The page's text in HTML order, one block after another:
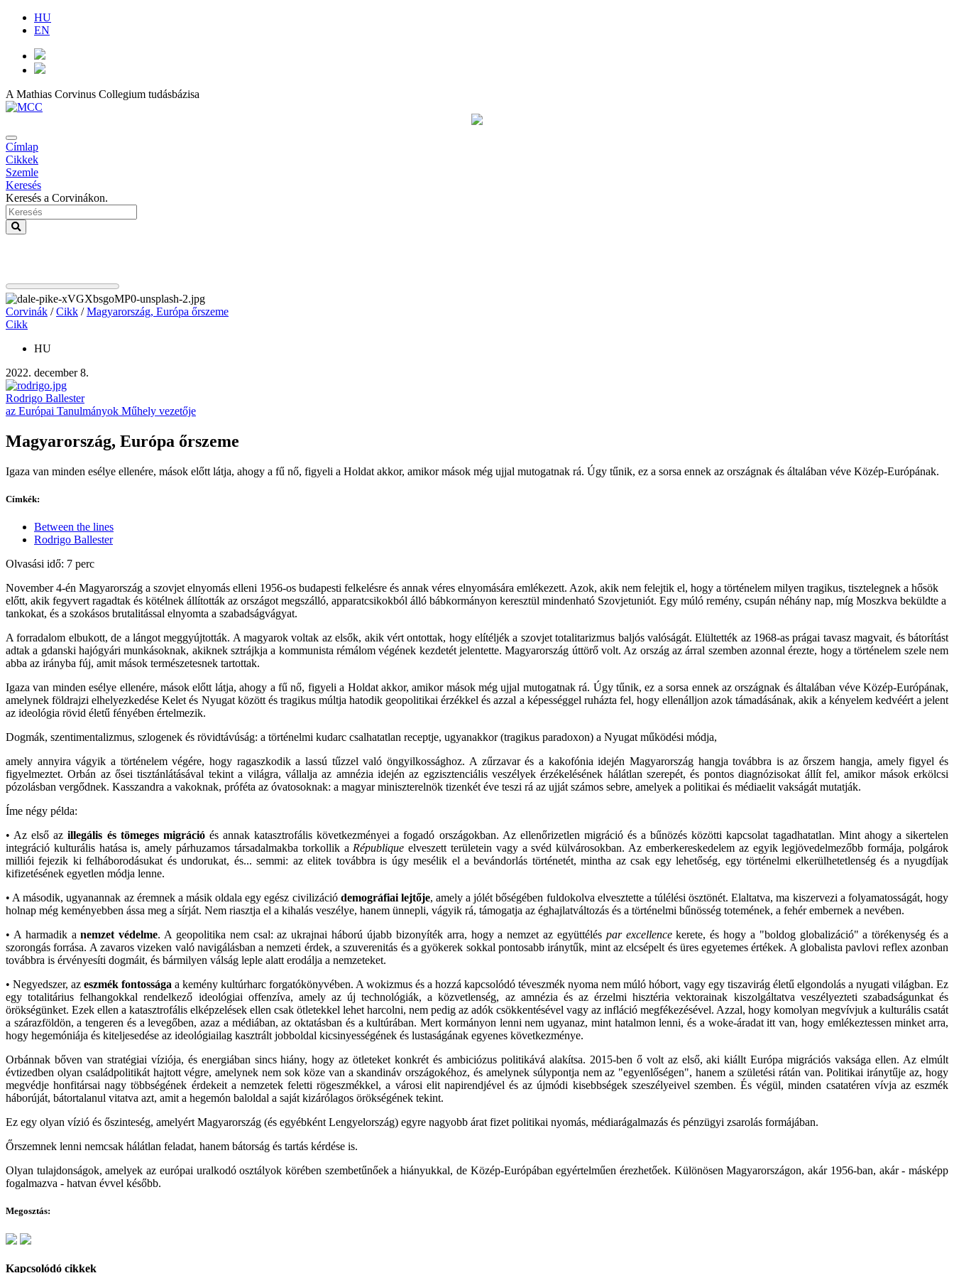
HU
EN
A Mathias Corvinus Collegium tudásbázisa
Címlap
Cikkek
Szemle
Keresés
Keresés a Corvinákon.
Corvinák /Cikk /Magyarország, Európa őrszeme
Cikk
HU
2022. december 8.
Rodrigo Ballester
az Európai Tanulmányok Műhely vezetője
Magyarország, Európa őrszeme
Igaza van minden esélye ellenére, mások előtt látja, ahogy a fű nő, figyeli a Holdat akkor, amikor mások még ujjal mutogatnak rá. Úgy tűnik, ez a sorsa ennek az országnak és általában véve Közép-Európának.
Címkék:
Between the lines
Rodrigo Ballester
Olvasási idő: 7 perc
November 4-én Magyarország a szovjet elnyomás elleni 1956-os budapesti felkelésre és annak véres elnyomására emlékezett. Azok, akik nem felejtik el, hogy a történelem milyen tragikus, tisztelegnek a hősök
előtt, akik fegyvert ragadtak és kötélnek állították az országot megszálló, apparatcsikokból álló bábkormányon keresztül mindenható Szovjetuniót. Egy múló remény, csupán néhány nap, míg Moszkva beküldte a
tankokat, és a szokásos brutalitással elnyomta a szabadságvágyat.
A forradalom elbukott, de a lángot meggyújtották. A magyarok voltak az elsők, akik vért ontottak, hogy elítéljék a szovjet totalitarizmus baljós valóságát. Elültették az 1968-as prágai tavasz magvait, és bátorítást
adtak a gdanski hajógyári munkásoknak, akiknek sztrájkja a kommunista rémálom végének kezdetét jelentette. Magyarország úttörő volt. Az ország az árral szemben azonnal érezte, hogy a történelem szele nem
abba az irányba fúj, amit mások természetesnek tartottak.
Igaza van minden esélye ellenére, mások előtt látja, ahogy a fű nő, figyeli a Holdat akkor, amikor mások még ujjal mutogatnak rá. Úgy tűnik, ez a sorsa ennek az országnak és általában véve Közép-Európának,
amelynek földrajzi elhelyezkedése Kelet és Nyugat között és tragikus múltja hatodik geopolitikai érzékkel és azzal a képességgel ruházta fel, hogy ellenálljon azok támadásának, akik a kényelem kedvéért a jelent
az ideológia rövid életű fényében értelmezik.
Dogmák, szentimentalizmus, szlogenek és rövidtávúság: a történelmi kudarc csalhatatlan receptje, ugyanakkor (tragikus paradoxon) a Nyugat működési módja,
amely annyira vágyik a történelem végére, hogy ragaszkodik a lassú tűzzel való öngyilkossághoz. A zűrzavar és a kakofónia idején Magyarország hangja továbbra is az őrszem hangja, amely figyel és
figyelmeztet. Orbán az ősei tisztánlátásával tekint a világra, vállalja az amnézia idején az egzisztenciális veszélyek érzékelésének hálátlan szerepét, és pontos diagnózisokat állít fel, amikor mások erkölcsi
pózolásban vergődnek. Kasszandra a vakoknak, próféta az óvatosoknak: a magyar miniszterelnök tizenkét éve teszi rá az ujját számos sebre, amelyek a politikai és médiaelit vakságát mutatják.
Íme négy példa:
• Az első azillegális és tömeges migrációés annak katasztrofális következményei a fogadó országokban. Az ellenőrizetlen migráció és a bűnözés közötti kapcsolat tagadhatatlan. Mint ahogy a sikertelen
integráció kulturális hatása is, amely párhuzamos társadalmakba torkollik a République elveszett területein vagy a svéd külvárosokban. Az emberkereskedelem az egyik legjövedelmezőbb formája, polgárok
milliói fejezik ki felháborodásukat és undorukat, és... semmi: az elitek továbbra is úgy mesélik el a bevándorlás történetét, mintha az csak egy lehetőség, egy történelmi elkerülhetetlenség és a nyugdíjak
kifizetésének egyetlen módja lenne.
• A második, ugyanannak az éremnek a másik oldala egy egész civilizáció demográfiai lejtője, amely a jólét bőségében fuldokolva elvesztette a túlélési ösztönét. Elaltatva, ma kiszervezi a folyamatosságát, hogy
holnap még keményebben ássa meg a sírját. Nem riasztja el a kihalás veszélye, hanem ünnepli, vágyik rá, támogatja az éghajlatváltozás és a történelmi bűnösség totemének, a fehér embernek a nevében.
• A harmadik anemzet védelme. A geopolitika nem csal: az ukrajnai háború újabb bizonyíték arra, hogy a nemzet az együttélés par excellencekerete, és hogy a "boldog globalizáció" a törékenység és a
szorongás forrása. A zavaros vizeken való navigálásban a nemzeti érdek, a szuverenitás és a gyökerek sokkal pontosabb iránytűk, mint az elcsépelt és üres egyetemes értékek. A globalista pavlovi reflex azonban
továbbra is érvényesíti dogmáit, és bármilyen válság leple alatt erodálja a nemzeteket.
• Negyedszer, az eszmék fontossága a kemény kultúrharc forgatókönyvében. A wokizmus és a hozzá kapcsolódó téveszmék nyoma nem múló hóbort, vagy egy tiszavirág életű elgondolás a nyugati világban. Ez
egy totalitárius felhangokkal rendelkező ideológiai offenzíva, amely az új technológiák, a közvetlenség, az amnézia és az érzelmi hisztéria vektorainak kiszolgáltatva veszélyezteti szabadságunkat és
örökségünket. Ezek ellen a katasztrofális elképzelések ellen csak ötletekkel lehet harcolni, nem pedig az adók csökkentésével vagy az infláció megfékezésével. Azzal, hogy komolyan megvívjuk a kulturális csatát
a szárazföldön, a tengeren és a levegőben, azaz a médiában, az oktatásban és a kultúrában. Mert kormányon lenni nem ugyanaz, mint hatalmon lenni, és a woke-áradat itt van, hogy emlékeztessen minket arra,
hogy hegemóniája és kiteljesedése az ideológiailag kasztrált jobboldal kicsinyességének és lustaságának egyenes következménye.
Orbánnak bőven van stratégiai víziója, és energiában sincs hiány, hogy az ötleteket konkrét és ambiciózus politikává alakítsa. 2015-ben ő volt az első, aki kiállt Európa migrációs vaksága ellen. Az elmúlt
évtizedben olyan családpolitikát hajtott végre, amelynek nem sok köze van a skandináv országokéhoz, és amelynek súlypontja nem az "egyenlőségen", hanem a születési rátán van. Politikai iránytűje az, hogy
megvédje honfitársai nagy többségének érdekeit a nemzetek feletti rögeszmékkel, a városi elit napirendjével és az újmódi kisebbségek szeszélyeivel szemben. És végül, minden csatatéren vívja az eszmék
háborúját, bátortalanul vitatva azt, amit a hegemón baloldal a saját kizárólagos örökségének tekint.
Ez egy olyan vízió és őszinteség, amelyért Magyarország (és egyébként Lengyelország) egyre nagyobb árat fizet politikai nyomás, médiarágalmazás és pénzügyi zsarolás formájában.
Őrszemnek lenni nemcsak hálátlan feladat, hanem bátorság és tartás kérdése is.
Olyan tulajdonságok, amelyek az európai uralkodó osztályok körében szembetűnőek a hiányukkal, de Közép-Európában egyértelműen érezhetőek. Különösen Magyarországon, akár 1956-ban, akár - másképp
fogalmazva - hatvan évvel később.
Megosztás:
Kapcsolódó cikkek